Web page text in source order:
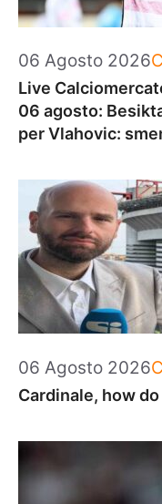
06 Agosto 2026
Live
06 agosto:
per Vlahovic:
06 Agosto 2026
Cardinale, how do